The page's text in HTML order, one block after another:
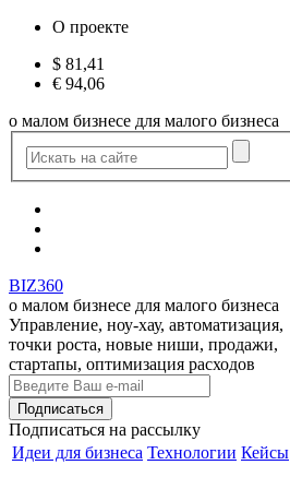
О проекте
$ 81,41
€ 94,06
о малом бизнесе для малого бизнеса
BIZ360
о малом бизнесе для малого бизнеса
Управление, ноу-хау, автоматизация,
точки роста, новые ниши, продажи,
стартапы, оптимизация расходов
Подписаться на рассылку
Идеи для бизнеса Технологии Кейсы